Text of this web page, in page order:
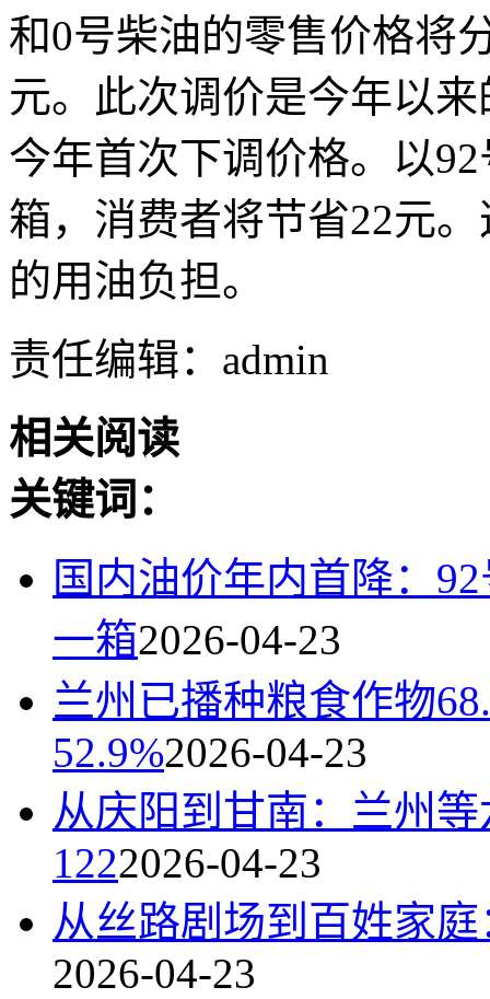
和0号柴油的零售价格将
元。此次调价是今年以
今年首次下调价格。以
箱，消费者将节省22元
的用油负担。
责任编辑：admin
相关阅读
关键词：
国内油价年内首降：
一箱2026-04-23
兰州已播种粮食作物
52.9%2026-04-23
从庆阳到甘南：兰州
1222026-04-23
从丝路剧场到百姓家
2026-04-23